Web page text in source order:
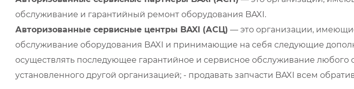
обслуживание и гарантийный ремонт оборудования BAXI.
Авторизованные сервисные центры BAXI (АСЦ) — это организации,
обслуживание оборудования BAXI и принимающие на себя следующие
осуществлять последующее гарантийное и сервисное обслуживание
установленного другой организацией; - продавать запчасти BAXI всем